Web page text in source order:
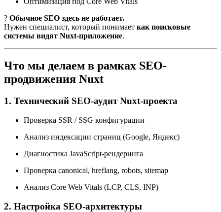
? Обычное SEO здесь не работает.
Нужен специалист, который понимает как поисковые
системы видят Nuxt-приложение.
Что мы делаем в рамках SEO-
продвижения Nuxt
1. Технический SEO-аудит Nuxt-проекта
Проверка SSR / SSG конфигурации
Анализ индексации страниц (Google, Яндекс)
Диагностика JavaScript-рендеринга
Проверка canonical, hreflang, robots, sitemap
Анализ Core Web Vitals (LCP, CLS, INP)
2. Настройка SEO-архитектуры